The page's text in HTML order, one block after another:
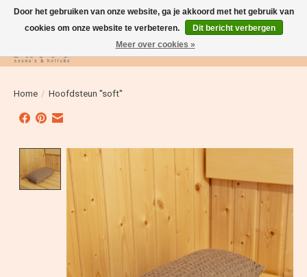
Verlanglijst
Home / Hoofdsteun ''soft''
Product image slideshow Items
Door het gebruiken van onze website, ga je akkoord met het gebruik van
cookies om onze website te verbeteren.
Dit bericht verbergen
Meer over cookies »